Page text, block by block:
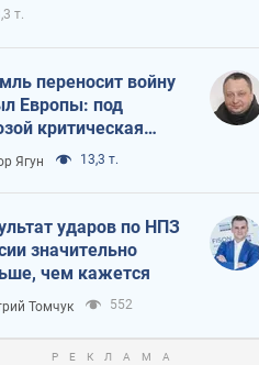
т.
переносит войну
Европы: под
критическая
Ягун 13,3 т.
ударов по НПЗ
значительно
чем кажется
Томчук 552